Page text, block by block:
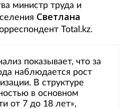
министр труда и
Светлана
Total.kz.
показывает, что за
наблюдается рост
В структуре
в основном
от 7 до 18 лет»,